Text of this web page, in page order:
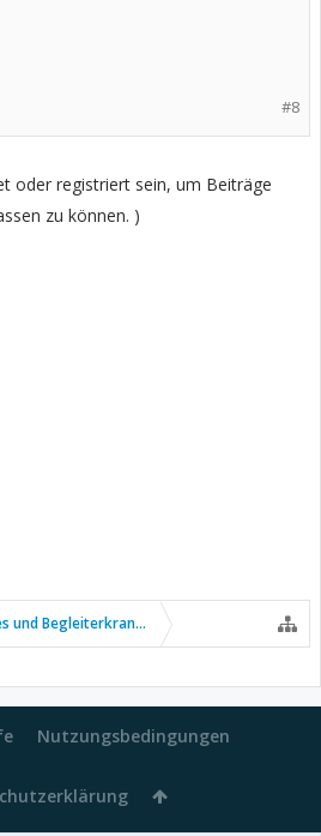
#8
oder registriert sein, um Beiträge
zu können. )
und Begleiterkrankungen
Nutzungsbedingungen